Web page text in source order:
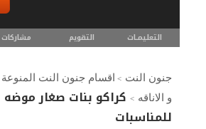
التعليمـــات التقويم مشاركات
جنون النت > اقسام جنون النت المنوعة
و الاناقه > كراكو بنات صغار
للمناسبات